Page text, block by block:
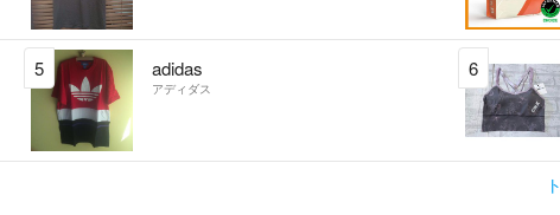
5 adidas
アディダス
6